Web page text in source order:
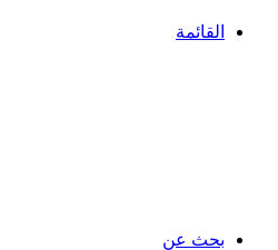
القائمة
بحث عن